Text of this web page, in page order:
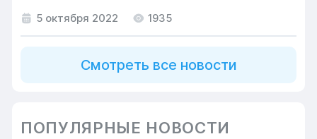
5 октября 2022 1935
Смотреть все новости
ПОПУЛЯРНЫЕ НОВОСТИ